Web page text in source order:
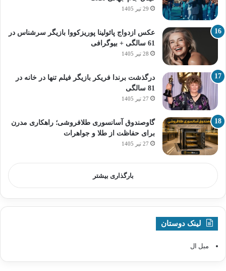
29 تیر 1405
عکس ازدواج پائولینا پوریزکووا بازیگر سرشناس در
61 سالگی + بیوگرافی
28 تیر 1405
درگذشت برندا فریکر بازیگر فیلم تنها در خانه در
81 سالگی
27 تیر 1405
گاوصندوق آسانسوری طلافروشی؛ راهکاری مدرن
برای حفاظت از طلا و جواهرات
27 تیر 1405
بارگذاری بیشتر
لینک دوستان
مبل ال